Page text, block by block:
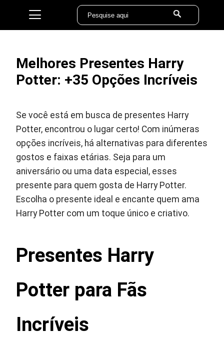
Melhores Presentes Harry
Potter: +35 Opções Incríveis
Se você está em busca de presentes Harry
Potter, encontrou o lugar certo! Com inúmeras
opções incríveis, há alternativas para diferentes
gostos e faixas etárias. Seja para um
aniversário ou uma data especial, esses
presente para quem gosta de Harry Potter.
Escolha o presente ideal e encante quem ama
Harry Potter com um toque único e criativo.
Presentes Harry
Potter para Fãs
Incríveis